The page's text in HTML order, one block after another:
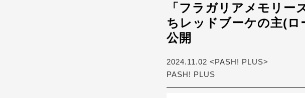
「フラガリアメモリ
ちレッドブーケの主(
公開
2024.11.02 <PASH! PLUS>
PASH! PLUS